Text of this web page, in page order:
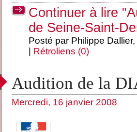
Continuer à lire
de Seine-Saint-
Posté par Philippe
Rétroliens (0)
Audition de la
Mercredi, 16 janvier 2008